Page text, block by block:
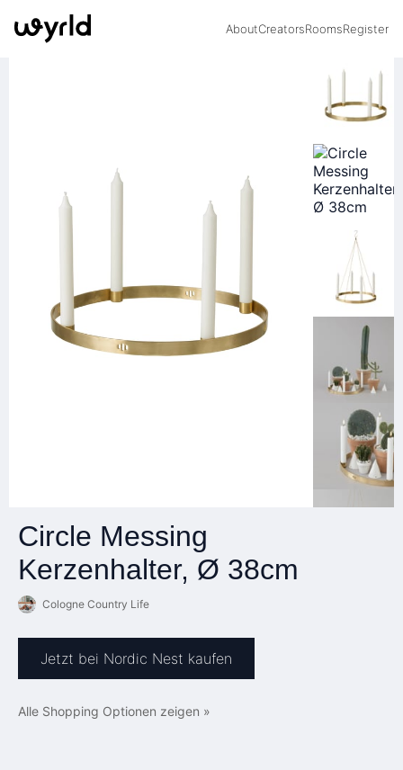
AboutCreatorsRoomsRegister
Circle Messing
Kerzenhalter, Ø 38cm
Cologne Country Life
Jetzt bei Nordic Nest kaufen
Alle Shopping Optionen zeigen »